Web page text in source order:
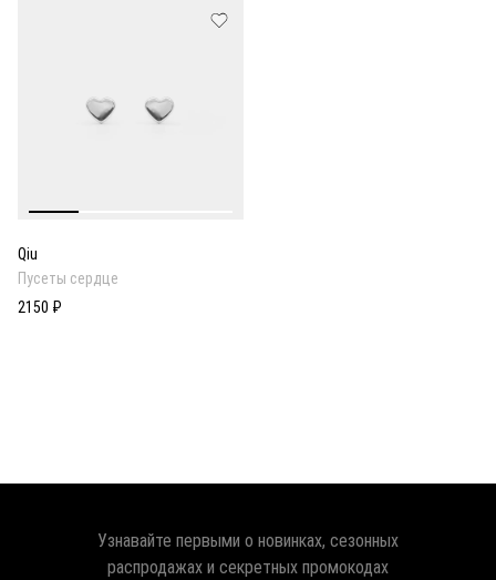
Qiu
Пусеты сердце
2150 ₽
Узнавайте первыми о новинках, сезонных
распродажах и секретных промокодах